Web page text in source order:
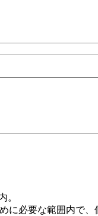
。
に必要な範囲内で